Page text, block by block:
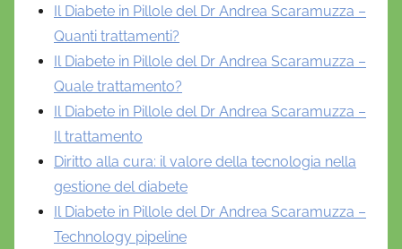
Il Diabete in Pillole del Dr Andrea Scaramuzza –
Quanti trattamenti?
Il Diabete in Pillole del Dr Andrea Scaramuzza –
Quale trattamento?
Il Diabete in Pillole del Dr Andrea Scaramuzza –
Il trattamento
Diritto alla cura: il valore della tecnologia nella
gestione del diabete
Il Diabete in Pillole del Dr Andrea Scaramuzza –
Technology pipeline